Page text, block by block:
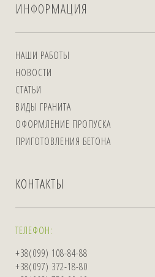
ИНФОРМАЦИЯ
НАШИ РАБОТЫ
НОВОСТИ
СТАТЬИ
ВИДЫ ГРАНИТА
ОФОРМЛЕНИЕ ПРОПУСКА
ПРИГОТОВЛЕНИЯ БЕТОНА
КОНТАКТЫ
ТЕЛЕФОН:
+38(099) 108-84-88
+38(097) 372-18-80